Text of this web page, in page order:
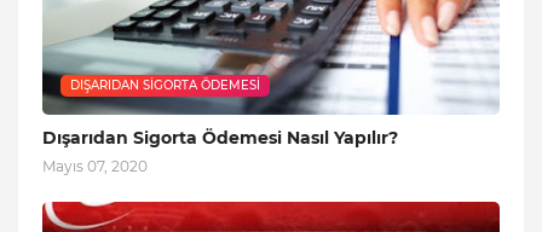
DIŞARIDAN SIGORTA ÖDEMESI
Dışarıdan Sigorta Ödemesi Nasıl Yapılır?
Mayıs 07, 2020